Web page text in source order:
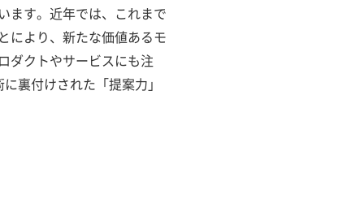
ます。近年では、これまで
により、新たな価値あるモ
ダクトやサービスにも注
裏付けされた「提案力」